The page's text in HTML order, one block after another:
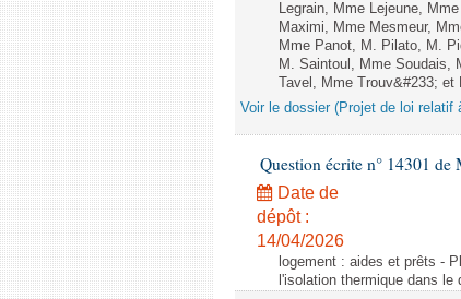
Legrain, Mme Lejeune,
Maximi, Mme Mesmeur,
Mme Panot, M. Pilato, M.
M. Saintoul, Mme Soudais,
Tavel, Mme Trouv&#233;
Voir le dossier (Projet de loi
Question écrite n° 14301
Date de
dépôt :
14/04/2026
logement : aides et prêts -
l'isolation thermique dans